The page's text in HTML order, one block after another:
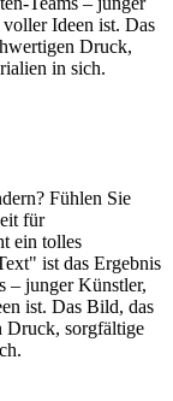
Ideen ist. Das
Druck,
in sich.
Fühlen Sie
für
ein tolles
ist das Ergebnis
– junger Künstler,
ist. Das Bild, das
Druck, sorgfältige